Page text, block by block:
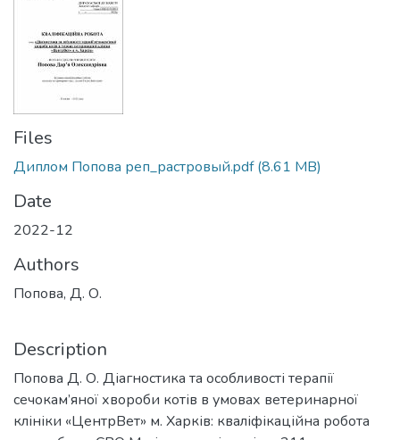
Files
Диплом Попова реп_растровый.pdf(8.61 MB)
Date
2022-12
Authors
Попова, Д. О.
Description
Попова Д. О. Діагностика та особливості терапії
сечокам’яної хвороби котів в умовах ветеринарної
клініки «ЦентрВет» м. Харків: кваліфікаційна робота